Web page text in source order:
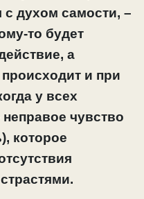
с духом самости, –
то будет
а
и при
у всех
чувство
которое